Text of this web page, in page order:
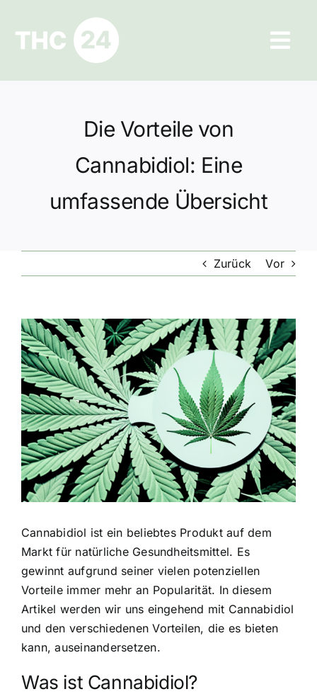
springen
Ratgeber
Hilfe und Kontakt
Datenschutz
Die Vorteile von
Cannabidiol: Eine
umfassende Übersicht
Zurück Vor
Zeige
grösseres
Bild
Cannabidiol ist ein beliebtes Produkt auf dem
Markt für natürliche Gesundheitsmittel. Es
gewinnt aufgrund seiner vielen potenziellen
Vorteile immer mehr an Popularität. In diesem
Artikel werden wir uns eingehend mit Cannabidiol
und den verschiedenen Vorteilen, die es bieten
kann, auseinandersetzen.
Was ist Cannabidiol?